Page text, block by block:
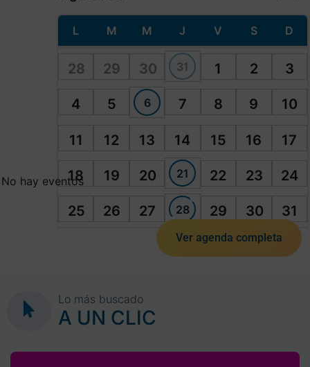
L M M J V S D
28 29 30 31 1 2 3
4 5 6 7 8 9 10
11 12 13 14 15 16 17
18 19 20 21 22 23 24
25 26 27 28 29 30 31
No hay eventos
Ver agenda completa
Lo más buscado
A UN CLIC